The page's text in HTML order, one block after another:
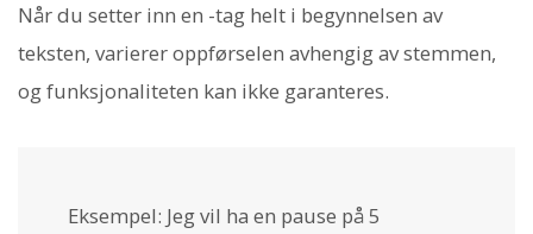
Når du setter inn en -tag helt i begynnelsen av
teksten, varierer oppførselen avhengig av stemmen,
og funksjonaliteten kan ikke garanteres.
Eksempel: Jeg vil ha en pause på 5